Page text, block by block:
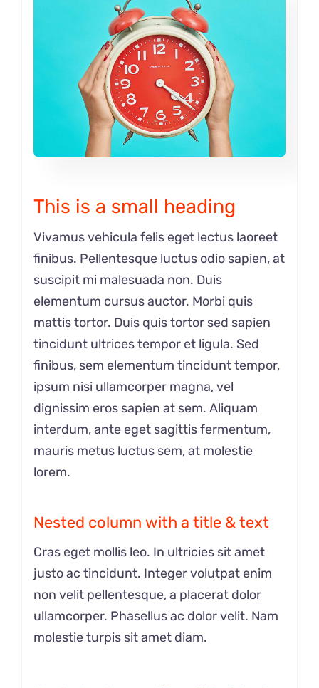
This is a small heading
Vivamus vehicula felis eget lectus laoreet
finibus. Pellentesque luctus odio sapien, at
suscipit mi malesuada non. Duis
elementum cursus auctor. Morbi quis
mattis tortor. Duis quis tortor sed sapien
tincidunt ultrices tempor et ligula. Sed
finibus, sem elementum tincidunt tempor,
ipsum nisi ullamcorper magna, vel
dignissim eros sapien at sem. Aliquam
interdum, ante eget sagittis fermentum,
mauris metus luctus sem, at molestie
lorem.
Nested column with a title & text
Cras eget mollis leo. In ultricies sit amet
justo ac tincidunt. Integer volutpat enim
non velit pellentesque, a placerat dolor
ullamcorper. Phasellus ac dolor velit. Nam
molestie turpis sit amet diam.